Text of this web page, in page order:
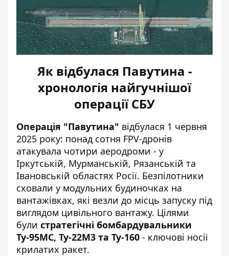
Як відбулася Павутина -
хронологія найгучнішої
операції СБУ
Операція "Павутина" відбулася 1 червня
2025 року: понад сотня FPV-дронів
атакувала чотири аеродроми - у
Іркутській, Мурманській, Рязанській та
Івановській областях Росії. Безпілотники
сховали у модульних будиночках на
вантажівках, які везли до місць запуску під
виглядом цивільного вантажу. Цілями
були стратегічні бомбардувальники
Ту-95МС, Ту-22М3 та Ту-160 - ключові носії
крилатих ракет.